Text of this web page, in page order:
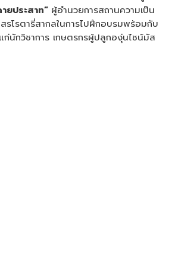
ยประสาท” ผู้อำนวยการสถานความเป็น
รโรตารี่สากลในการไปฝึกอบรมพร้อมกับ
นักวิชาการ เกษตรกรผู้ปลูกองุ่นไชน์มัส